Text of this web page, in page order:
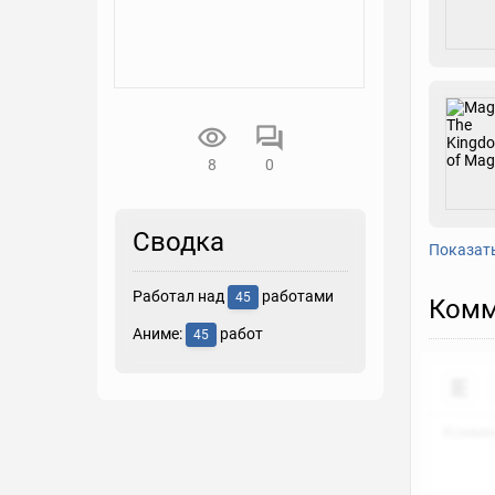
8 0
Сводка
Работал над 45 работами
Аниме: 45 работ